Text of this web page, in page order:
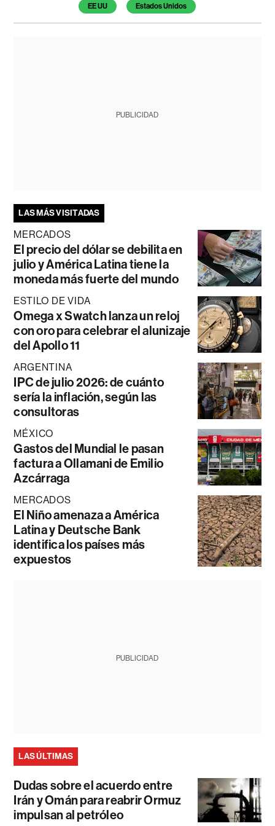
EE UU Estados Unidos
PUBLICIDAD
LAS MÁS VISITADAS
MERCADOS
El precio del dólar se debilita en
julio y América Latina tiene la
moneda más fuerte del mundo
ESTILO DE VIDA
Omega x Swatch lanza un reloj
con oro para celebrar el alunizaje
del Apollo 11
ARGENTINA
IPC de julio 2026: de cuánto
sería la inflación, según las
consultoras
MÉXICO
Gastos del Mundial le pasan
factura a Ollamani de Emilio
Azcárraga
MERCADOS
El Niño amenaza a América
Latina y Deutsche Bank
identifica los países más
expuestos
PUBLICIDAD
LAS ÚLTIMAS
Dudas sobre el acuerdo entre
Irán y Omán para reabrir Ormuz
impulsan al petróleo